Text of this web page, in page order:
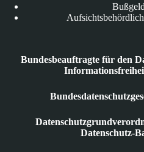
Bundesbeauftragte für den
Datenschutz-